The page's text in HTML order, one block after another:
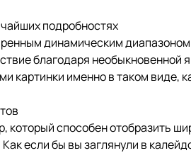
подробностях
динамическим
благодаря
картинки именно в таком виде,
который способен отобразить
если бы вы заглянули в